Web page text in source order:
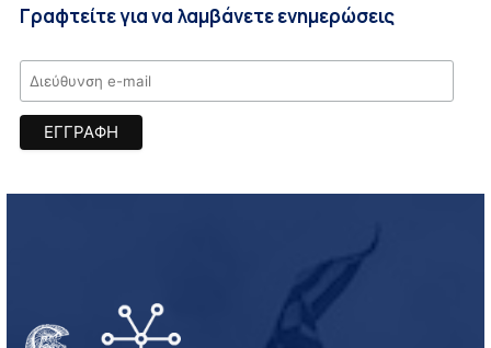
Γραφτείτε για να λαμβάνετε ενημερώσεις